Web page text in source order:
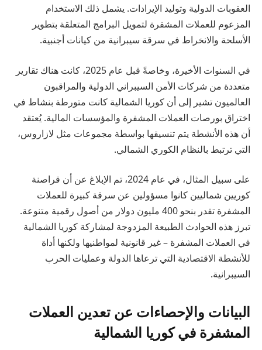
العقوبات الدولية وتوليد الإيرادات. يشمل ذلك الاستخدام
المزعوم للعملات المشفرة لتمويل البرامج المتعلقة بتطوير
الأسلحة والانخراط في سرقة سيبرانية من كيانات أجنبية.
في السنوات الأخيرة، وخاصةً قبل عام 2025، كانت هناك تقارير
متعددة من شركات الأمن السيبراني الدولية والمراقبون
العالميون تشير إلى أن كوريا الشمالية كانت متورطة بنشاط في
اختراق بورصات العملات المشفرة والمؤسسات المالية. يُعتقد
أن هذه الأنشطة يتم تنسيقها بواسطة مجموعات مثل لازاروس،
التي ترتبط بالنظام الكوري الشمالي.
على سبيل المثال، في عام 2024، تم الإبلاغ عن أن قراصنة
كوريين شماليين كانوا مسؤولين عن سرقة كبيرة للعملات
المشفرة تقدر بنحو 400 مليون دولار من أصول رقمية متنوعة.
تبرز هذه الحوادث الطبيعة المزدوجة لمشاركة كوريا الشمالية
في العملات المشفرة – غير قانونية لمواطنيها ولكنها أداة
للأنشطة الاقتصادية التي ترعاها الدولة وعمليات الحرب
السيبرانية.
البيانات والإحصاءات عن تعدين العملات
المشفرة في كوريا الشمالية